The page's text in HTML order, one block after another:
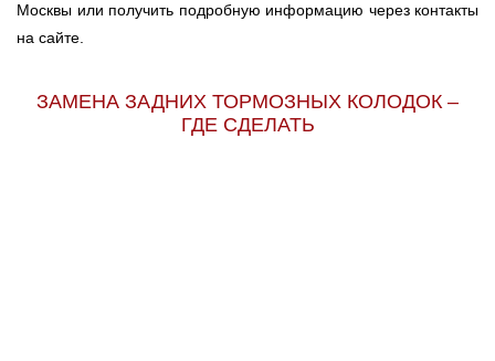
Москвы или получить подробную информацию через контакты
на сайте.
ЗАМЕНА ЗАДНИХ ТОРМОЗНЫХ КОЛОДОК –
ГДЕ СДЕЛАТЬ